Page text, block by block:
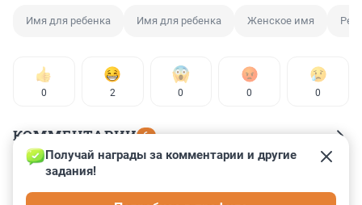
Имя для ребенка Имя для ребенка Женское имя
0 2 0 0 0
КОММЕНТАРИИ 6
Гость
Получай награды за комментарии и другие
задания!